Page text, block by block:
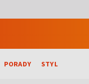
PORADY STYL